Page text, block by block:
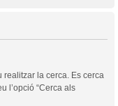
la cerca. Es cerca
l’opció “Cerca als